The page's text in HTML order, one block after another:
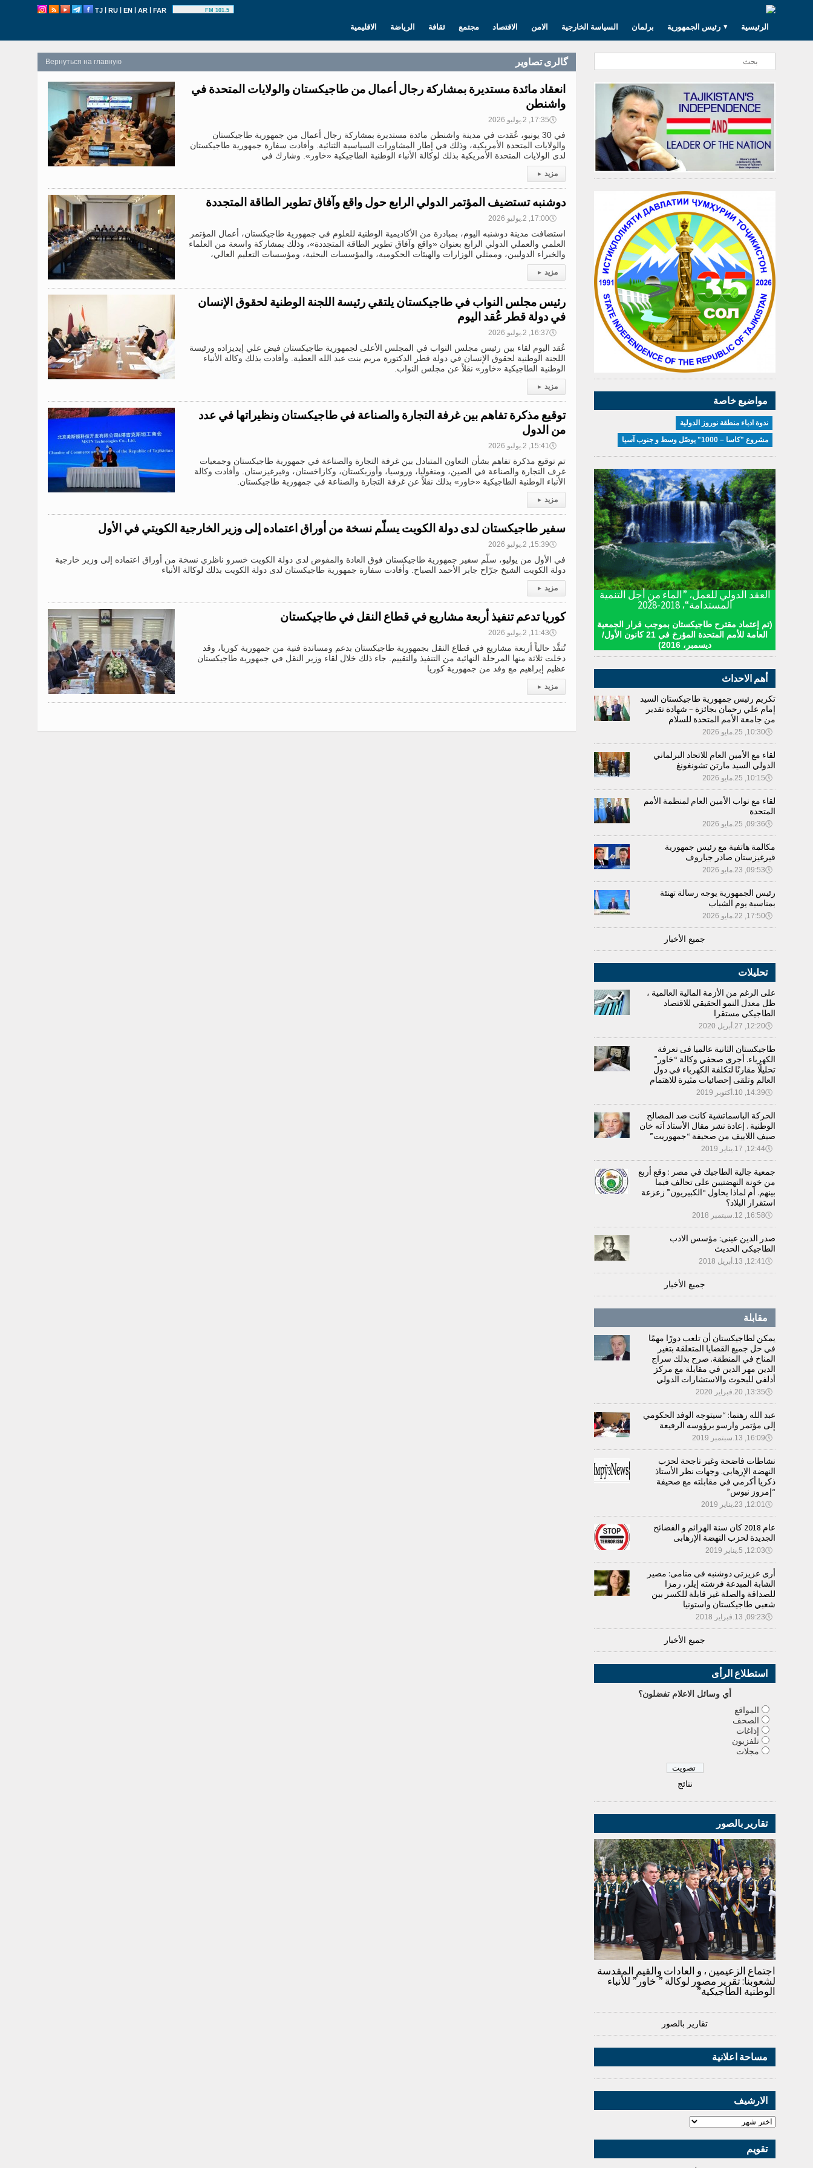
TJ | RU | EN | AR | FAR 101.5 FM
الاقليمية الرياضة ثقافة مجتمع الاقتصاد الامن السياسة الخارجية برلمان رئيس الجمهورية الرئيسية
Вернуться на главную گالری تصاویر
انعقاد مائدة مستديرة بمشاركة رجال أعمال من طاجيكستان والولايات المتحدة في
واشنطن
🕔17:35, 2.يوليو 2026
في 30 يونيو، عُقدت في مدينة واشنطن مائدة مستديرة بمشاركة رجال أعمال من جمهورية طاجيكستان
والولايات المتحدة الأمريكية، وذلك في إطار المشاورات السياسية الثنائية. وأفادت سفارة جمهورية طاجيكستان
لدى الولايات المتحدة الأمريكية بذلك لوكالة الأنباء الوطنية الطاجيكية «خاور». وشارك في
مزيد ▸
دوشنبه تستضيف المؤتمر الدولي الرابع حول واقع وآفاق تطوير الطاقة المتجددة
🕔17:00, 2.يوليو 2026
استضافت مدينة دوشنبه اليوم، بمبادرة من الأكاديمية الوطنية للعلوم في جمهورية طاجيكستان، أعمال المؤتمر
العلمي والعملي الدولي الرابع بعنوان «واقع وآفاق تطوير الطاقة المتجددة»، وذلك بمشاركة واسعة من العلماء
والخبراء الدوليين، وممثلي الوزارات والهيئات الحكومية، والمؤسسات البحثية، ومؤسسات التعليم العالي،
مزيد ▸
رئيس مجلس النواب في طاجيكستان يلتقي رئيسة اللجنة الوطنية لحقوق الإنسان
في دولة قطر عُقد اليوم
🕔16:37, 2.يوليو 2026
عُقد اليوم لقاء بين رئيس مجلس النواب في المجلس الأعلى لجمهورية طاجيكستان فيض علي إيديزاده ورئيسة
اللجنة الوطنية لحقوق الإنسان في دولة قطر الدكتورة مريم بنت عبد الله العطية. وأفادت بذلك وكالة الأنباء
الوطنية الطاجيكية «خاور» نقلاً عن مجلس النواب.
مزيد ▸
توقيع مذكرة تفاهم بين غرفة التجارة والصناعة في طاجيكستان ونظيراتها في عدد
من الدول
🕔15:41, 2.يوليو 2026
تم توقيع مذكرة تفاهم بشأن التعاون المتبادل بين غرفة التجارة والصناعة في جمهورية طاجيكستان وجمعيات
غرف التجارة والصناعة في الصين، ومنغوليا، وروسيا، وأوزبكستان، وكازاخستان، وقيرغيزستان. وأفادت وكالة
الأنباء الوطنية الطاجيكية «خاور» بذلك نقلاً عن غرفة التجارة والصناعة في جمهورية طاجيكستان.
مزيد ▸
سفير طاجيكستان لدى دولة الكويت يسلّم نسخة من أوراق اعتماده إلى وزير الخارجية الكويتي في الأول
🕔15:39, 2.يوليو 2026
في الأول من يوليو، سلّم سفير جمهورية طاجيكستان فوق العادة والمفوض لدى دولة الكويت خسرو ناظري نسخة من أوراق اعتماده إلى وزير خارجية
دولة الكويت الشيخ جرّاح جابر الأحمد الصباح. وأفادت سفارة جمهورية طاجيكستان لدى دولة الكويت بذلك لوكالة الأنباء
مزيد ▸
كوريا تدعم تنفيذ أربعة مشاريع في قطاع النقل في طاجيكستان
🕔11:43, 2.يوليو 2026
تُنفَّذ حالياً أربعة مشاريع في قطاع النقل بجمهورية طاجيكستان بدعم ومساندة فنية من جمهورية كوريا، وقد
دخلت ثلاثة منها المرحلة النهائية من التنفيذ والتقييم. جاء ذلك خلال لقاء وزير النقل في جمهورية طاجيكستان
عظيم إبراهيم مع وفد من جمهورية كوريا
مزيد ▸
مواضيع خاصة
ندوة ادباء منطقة نوروز الدولية
مشروع "كاسا – 1000" يوصّل وسط و جنوب آسيا
العقد الدولي للعمل، ”الماء من أجل التنمية
المستدامة“، 2018-2028
(تم إعتماد مقترح طاجيكستان بموجب قرار الجمعية
العامة للأمم المتحدة المؤرخ في 21 كانون الأول/
ديسمبر، 2016)
أهم الاحداث
تكريم رئيس جمهورية طاجيكستان السيد
إمام علي رحمان بجائزة – شهادة تقدير
من جامعة الأمم المتحدة للسلام
🕔10:30, 25.مايو 2026
لقاء مع الأمين العام للاتحاد البرلماني
الدولي السيد مارتن تشونغونغ
🕔10:15, 25.مايو 2026
لقاء مع نواب الأمين العام لمنظمة الأمم
المتحدة
🕔09:36, 25.مايو 2026
مكالمة هاتفية مع رئيس جمهورية
قيرغيزستان صادر جباروف
🕔09:53, 23.مايو 2026
رئيس الجمهورية يوجه رسالة تهنئة
بمناسبة يوم الشباب
🕔17:50, 22.مايو 2026
جميع الأخبار
تحليلات
على الرغم من الأزمة المالية العالمية ،
ظل معدل النمو الحقيقي للاقتصاد
الطاجيكي مستقرا
🕔12:20, 27.أبريل 2020
طاجيكستان الثانية عالميا فى تعرفة
الكهرباء. أجرى صحفي وكالة “خاور”
تحليلًا مقارنًا لتكلفة الكهرباء في دول
العالم وتلقى إحصائيات مثيرة للاهتمام
🕔14:39, 10.أكتوبر 2019
الحركة الباسماتشية كانت ضد المصالح
الوطنية . إعادة نشر مقال الأستاذ آته خان
صيف اللاييف من صحيفة “جمهوريت”
🕔12:44, 17.يناير 2019
جمعية جالية الطاجيك في مصر : وقع أربع
من خونة النهضتيين على تحالف فيما
بينهم. أم لماذا يحاول “الكبيريون” زعزعة
استقرار البلاد؟
🕔16:58, 12.سبتمبر 2018
صدر الدين عينى: مؤسس الادب
الطاجيكى الحديث
🕔12:41, 13.أبريل 2018
جميع الأخبار
مقابلة
يمكن لطاجيكستان أن تلعب دورًا مهمًا
في حل جميع القضايا المتعلقة بتغير
المناخ في المنطقة. صرح بذلك سراج
الدين مهر الدين في مقابلة مع مركز
أدلفي للبحوث والاستشارات الدولي
🕔13:35, 20.فبراير 2020
عبد الله رهنما: “سيتوجه الوفد الحكومي
إلى مؤتمر وارسو برؤوسه الرفيعة
🕔16:09, 13.سبتمبر 2019
نشاطات فاضحة وغير ناجحة لحزب
النهضة الإرهابى. وجهات نظر الأستاذ
ذكريا أكرمي في مقابلته مع صحيفة
“إمروز نيوس”
🕔12:01, 23.يناير 2019
عام 2018 كان سنة الهزائم و الفضائح
الجديدة لحزب النهضة الإرهابى
🕔12:03, 5.يناير 2019
أرى عزيزتى دوشنبه فى منامى: مصير
الشابة المبدعة فرشته إيلر، رمزا
للصداقة والصلة غير قابلة للكسر بين
شعبي طاجيكستان واستونيا
🕔09:23, 13.فبراير 2018
جميع الأخبار
استطلاع الرأى
أي وسائل الاعلام تفضلون؟
المواقع
الصحف
إذاغات
تلفزيون
مجلات
نتائج
تقارير بالصور
اجتماع الزعيمين ، و العادات والقيم المقدسة
لشعوبنا: تقرير مصور لوكالة ” خاور” للأنباء
الوطنية الطاجيكية”
تقارير بالصور
مساحة اعلانية
الارشيف
تقويم